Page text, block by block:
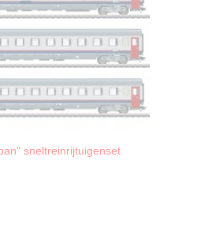
sneltreinrijtuigenset